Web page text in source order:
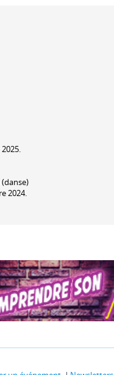
(danse)
2024.